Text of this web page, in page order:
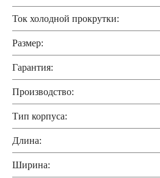
Ток холодной прокрутки:
Размер:
Гарантия:
Производство:
Тип корпуса:
Длина:
Ширина: